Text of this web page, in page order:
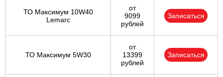
ТО Максимум 10W40
Lemarc
от
9099
рублей
Записаться
ТО Максимум 5W30
от
13399
рублей
Записаться